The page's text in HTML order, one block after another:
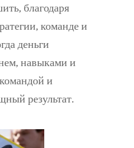
благодаря
команде и
деньги
навыками и
и
результат.